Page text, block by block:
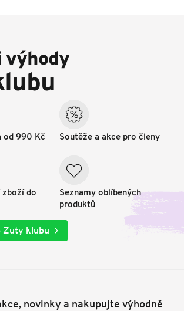
výhody
od 990 Kč
zboží do
Soutěže a akce pro členy
Seznamy oblíbených
produktů
Zuty klubu
novinky a nakupujte výhodně